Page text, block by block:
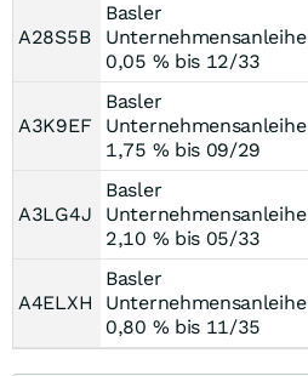
A28S5B
Basler
Unternehmensanleihe
0,05 % bis 12/33
A3K9EF
Basler
Unternehmensanleihe
1,75 % bis 09/29
A3LG4J
Basler
Unternehmensanleihe
2,10 % bis 05/33
A4ELXH
Basler
Unternehmensanleihe
0,80 % bis 11/35